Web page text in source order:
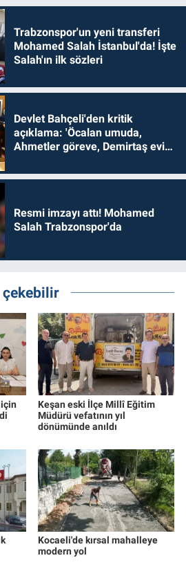
Trabzonspor'un yeni transferi
Mohamed Salah İstanbul'da! İşte
Salah'ın ilk sözleri
Devlet Bahçeli'den kritik
açıklama: 'Öcalan umuda,
Ahmetler göreve, Demirtaş evine
Resmi imzayı attı! Mohamed
Salah Trabzonspor'da
için
Keşan eski İlçe Millî Eğitim
Müdürü vefatının yıl
dönümünde anıldı
Kocaeli'de kırsal mahalleye
modern yol